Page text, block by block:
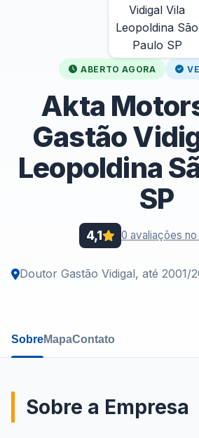
ABERTO AGORA
Akta
Gastão
Leopoldina
SP
4,1 0 avaliações
Doutor Gastão Vidigal, até 2001/
SobreMapaContato
Sobre a Empresa